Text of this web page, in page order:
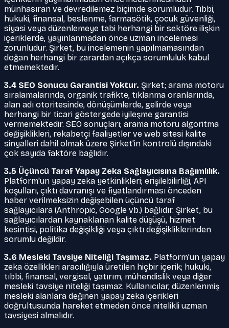
münhasıran ve devredilemez biçimde sorumludur. Tıbbi,
hukuki, finansal, beslenme, farmasötik, çocuk güvenliği,
siyasi veya düzenlemeye tabi herhangi bir sektöre ilişkin
içeriklerde, yayınlanmadan önce uzman incelemesi
zorunludur. Şirket, bu incelemenin yapılmamasından
doğan herhangi bir zarardan açıkça sorumluluk kabul
etmemektedir.
3.4 SEO Sonucu Garantisi Yoktur. Şirket; arama motoru
sıralamalarında, organik trafikte, tıklanma oranlarında,
alan adı otoritesinde, dönüşümlerde, gelirde veya
herhangi bir ticari göstergede iyileşme garantisi
vermemektedir. SEO sonuçları; arama motoru algoritma
değişiklikleri, rekabetçi faaliyetler ve web sitesi kalite
sinyalleri dahil olmak üzere Şirket'in kontrolü dışındaki
çok sayıda faktöre bağlıdır.
3.5 Üçüncü Taraf Yapay Zeka Sağlayıcısına Bağımlılık.
Platform'un yapay zeka yetkinlikleri; erişilebilirliği, API
koşulları, çıktı davranışı ve fiyatlandırması önceden
haber verilmeksizin değişebilen üçüncü taraf
sağlayıcılara (Anthropic, Google vb.) bağlıdır. Şirket, bu
sağlayıcılardan kaynaklanan kalite düşüşü, hizmet
kesintisi, politika değişikliği veya çıktı değişikliklerinden
sorumlu değildir.
3.6 Mesleki Tavsiye Niteliği Taşımaz. Platform'un yapay
zeka özellikleri aracılığıyla üretilen hiçbir içerik; hukuki,
tıbbi, finansal, vergisel, yatırım, mühendislik veya diğer
mesleki tavsiye niteliği taşımaz. Kullanıcılar, düzenlenmiş
mesleki alanlara değinen yapay zeka içerikleri
doğrultusunda hareket etmeden önce nitelikli uzman
tavsiyesi almalıdır.